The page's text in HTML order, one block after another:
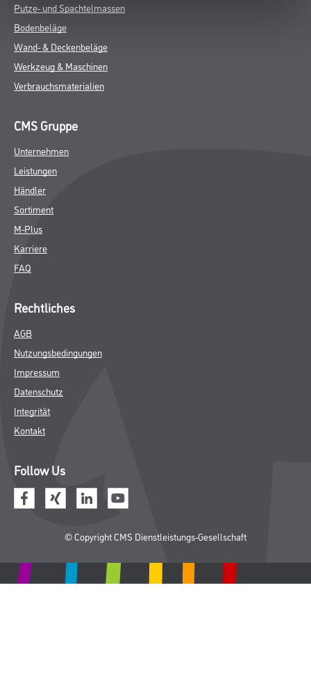
Putze- und Spachtelmassen
Bodenbeläge
Wand- & Deckenbeläge
Werkzeug & Maschinen
Verbrauchsmaterialien
CMS Gruppe
Unternehmen
Leistungen
Händler
Sortiment
M-Plus
Karriere
FAQ
Rechtliches
AGB
Nutzungsbedingungen
Impressum
Datenschutz
Integrität
Kontakt
Follow Us
© Copyright CMS Dienstleistungs-Gesellschaft